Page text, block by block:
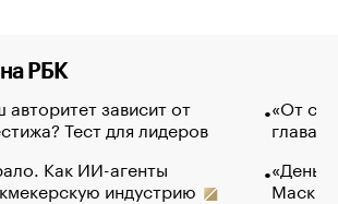
РБК
зависит от
Тест для лидеров
Как ИИ-агенты
индустрию
«От
глава
Маск в